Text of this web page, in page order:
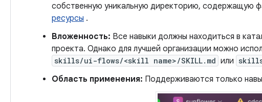
собственную уникальную директорию, содержащую
ресурсы .
Вложенность: Все навыки должны находиться в
проекта. Однако для лучшей организации можно
skills/ui-flows/<skill name>/SKILL.md или
Область применения: Поддерживаются только